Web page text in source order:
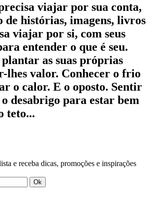
viajar por sua conta,
de histórias, imagens, livros
viajar por si, com seus
entender o que é seu.
as suas próprias
lhes valor. Conhecer o frio
o calor. E o oposto. Sentir
desabrigo para estar bem
teto...
e receba dicas, promoções e inspirações